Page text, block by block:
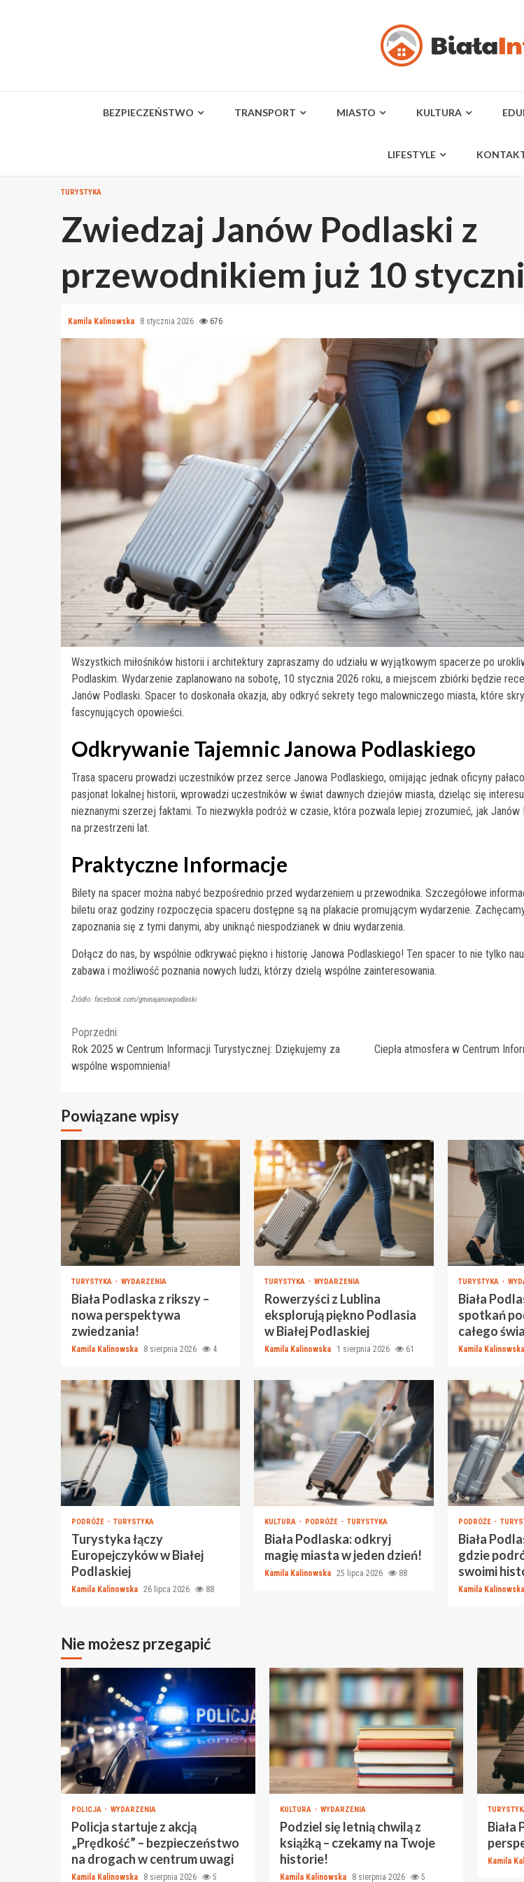
BEZPIECZEŃSTWO TRANSPORT MIASTO KULTURA
LIFESTYLE
TURYSTYKA
Zwiedzaj Janów Podlaski z
przewodnikiem już 10
Kamila Kalinowska 8 stycznia 2026 676
Wszystkich miłośników historii i architektury zapraszamy do udziału w wyjątkowym spacerze po
Podlaskim. Wydarzenie zaplanowano na sobotę, 10 stycznia 2026 roku, a miejscem zbiórki będzie
Janów Podlaski. Spacer to doskonała okazja, aby odkryć sekrety tego malowniczego miasta, które
fascynujących opowieści.
Odkrywanie Tajemnic Janowa Podlaskiego
Trasa spaceru prowadzi uczestników przez serce Janowa Podlaskiego, omijając jednak oficyny
pasjonat lokalnej historii, wprowadzi uczestników w świat dawnych dziejów miasta, dzieląc się
nieznanymi szerzej faktami. To niezwykła podróż w czasie, która pozwala lepiej zrozumieć, jak Janów
na przestrzeni lat.
Praktyczne Informacje
Bilety na spacer można nabyć bezpośrednio przed wydarzeniem u przewodnika. Szczegółowe
biletu oraz godziny rozpoczęcia spaceru dostępne są na plakacie promującym wydarzenie.
zapoznania się z tymi danymi, aby uniknąć niespodzianek w dniu wydarzenia.
Dołącz do nas, by wspólnie odkrywać piękno i historię Janowa Podlaskiego! Ten spacer to nie tylko
zabawa i możliwość poznania nowych ludzi, którzy dzielą wspólne zainteresowania.
Źródło: facebook.com/gminajanowpodlaski
Continue
Reading
Poprzedni:
Rok 2025 w Centrum Informacji Turystycznej: Dziękujemy za
wspólne wspomnienia!
Ciepła atmosfera w Centrum
Powiązane wpisy
TURYSTYKA WYDARZENIA
Biała Podlaska z rikszy –
nowa perspektywa
zwiedzania!
Kamila Kalinowska 8 sierpnia 2026 4
TURYSTYKA WYDARZENIA
Rowerzyści z Lublina
eksplorują piękno Podlasia
w Białej Podlaskiej
Kamila Kalinowska 1 sierpnia 2026 61
TURYSTYKA
Biała
spotkań
całego
Kamila Kalinowska
PODRÓŻE TURYSTYKA
Turystyka łączy
Europejczyków w Białej
Podlaskiej
Kamila Kalinowska 26 lipca 2026 88
KULTURA PODRÓŻE TURYSTYKA
Biała Podlaska: odkryj
magię miasta w jeden dzień!
Kamila Kalinowska 25 lipca 2026 88
PODRÓŻE
Biała
gdzie
swoimi
Kamila Kalinowska
Nie możesz przegapić
POLICJA WYDARZENIA
Policja startuje z akcją
„Prędkość” – bezpieczeństwo
na drogach w centrum uwagi
Kamila Kalinowska 8 sierpnia 2026 5
KULTURA WYDARZENIA
Podziel się letnią chwilą z
książką – czekamy na Twoje
historie!
Kamila Kalinowska 8 sierpnia 2026 5
Biała
Kamila